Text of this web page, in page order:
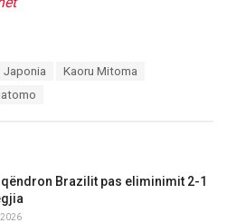
Japonia
Kaoru Mitoma
Brazilit pas eliminimit 2-1
2026